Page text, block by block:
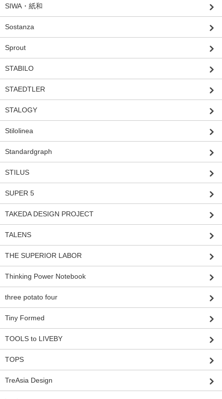
SIWA・紙和
Sostanza
Sprout
STABILO
STAEDTLER
STALOGY
Stilolinea
Standardgraph
STILUS
SUPER 5
TAKEDA DESIGN PROJECT
TALENS
THE SUPERIOR LABOR
Thinking Power Notebook
three potato four
Tiny Formed
TOOLS to LIVEBY
TOPS
TreAsia Design